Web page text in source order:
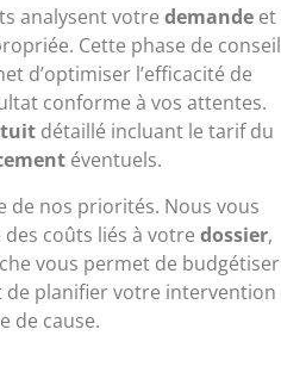
analysent votre demande et
Cette phase de conseil
d’optimiser l’efficacité de
conforme à vos attentes.
détaillé incluant le tarif du
éventuels.
de nos priorités. Nous vous
coûts liés à votre dossier,
vous permet de budgétiser
planifier votre intervention
de cause.